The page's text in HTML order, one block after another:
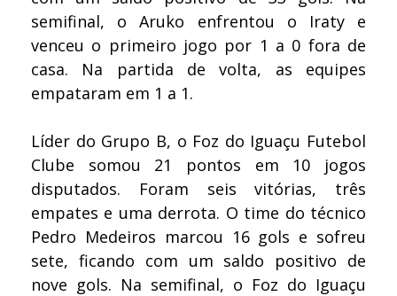
semifinal, o Aruko enfrentou o Iraty e
venceu o primeiro jogo por 1 a 0 fora de
casa. Na partida de volta, as equipes
empataram em 1 a 1.
Líder do Grupo B, o Foz do Iguaçu Futebol
Clube somou 21 pontos em 10 jogos
disputados. Foram seis vitórias, três
empates e uma derrota. O time do técnico
Pedro Medeiros marcou 16 gols e sofreu
sete, ficando com um saldo positivo de
nove gols. Na semifinal, o Foz do Iguaçu